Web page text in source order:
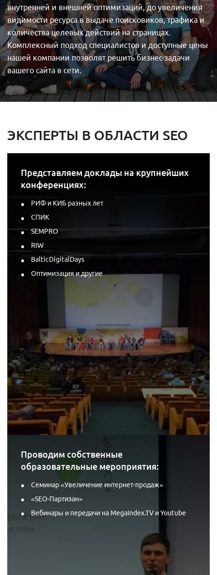
внутренней и внешней оптимизаций, до увеличения
видимости ресурса в выдаче поисковиков, трафика и
количества целевых действий на страницах.
Комплексный подход специалистов и доступные цены
нашей компании позволят решить бизнес-задачи
вашего сайта в сети.
ЭКСПЕРТЫ В ОБЛАСТИ SEO
Представляем доклады на крупнейших
конференциях:
РИФ и КИБ разных лет
СПИК
SEMPRO
RIW
BalticDigitalDays
Оптимизация и другие
Проводим собственные
образовательные мероприятия:
Семинар «Увеличение интернет-продаж»
«SEO-Партизан»
Вебинары и передачи на MegaIndex.TV и Youtube